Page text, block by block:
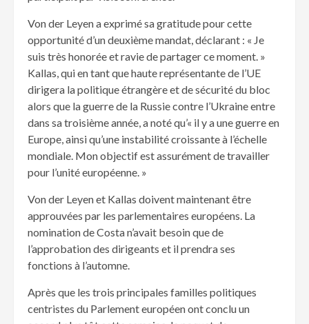
Von der Leyen a exprimé sa gratitude pour cette
opportunité d’un deuxième mandat, déclarant : « Je
suis très honorée et ravie de partager ce moment. »
Kallas, qui en tant que haute représentante de l’UE
dirigera la politique étrangère et de sécurité du bloc
alors que la guerre de la Russie contre l’Ukraine entre
dans sa troisième année, a noté qu’« il y a une guerre en
Europe, ainsi qu’une instabilité croissante à l’échelle
mondiale. Mon objectif est assurément de travailler
pour l’unité européenne. »
Von der Leyen et Kallas doivent maintenant être
approuvées par les parlementaires européens. La
nomination de Costa n’avait besoin que de
l’approbation des dirigeants et il prendra ses
fonctions à l’automne.
Après que les trois principales familles politiques
centristes du Parlement européen ont conclu un